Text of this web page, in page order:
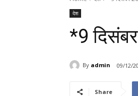
देश
*9
By admin 09/12/
Share